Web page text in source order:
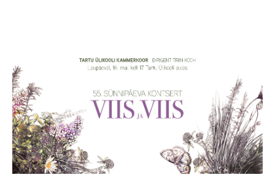
Üliõpilasmaja 20.
sünnipäev
Gaudeamus 2018
Tartus